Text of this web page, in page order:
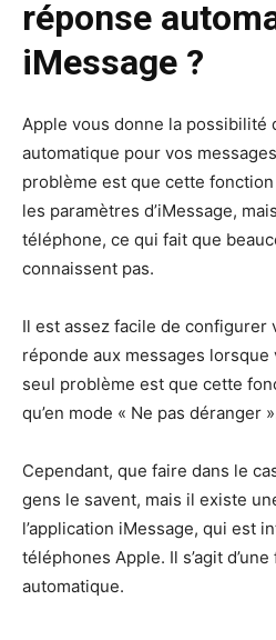
réponse
iMessage ?
Apple vous donne la possibilité
automatique pour vos
problème est que cette
les paramètres d’iMessage,
téléphone, ce qui fait que
connaissent pas.
Il est assez facile de configurer
réponde aux messages lorsque
seul problème est que cette
qu’en mode « Ne pas déranger
Cependant, que faire dans le
gens le savent, mais il existe
l’application iMessage, qui est
téléphones Apple. Il s’agit
automatique.